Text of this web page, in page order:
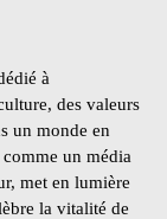
à
des valeurs
un monde en
un média
met en lumière
la vitalité de